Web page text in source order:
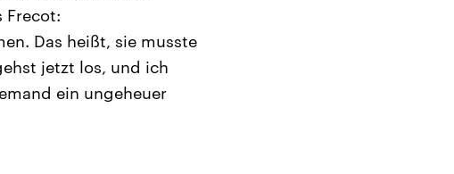
Frecot:
Das heißt, sie musste
jetzt los, und ich
ein ungeheuer